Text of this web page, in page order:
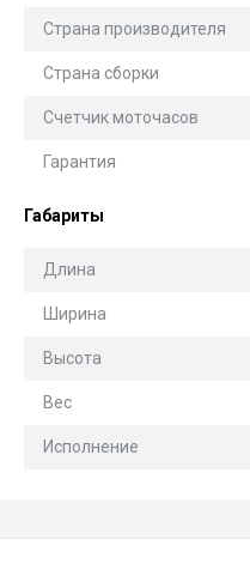
Страна производителя
Страна сборки
Счетчик моточасов
Гарантия
Габариты
Длина
Ширина
Высота
Вес
Исполнение